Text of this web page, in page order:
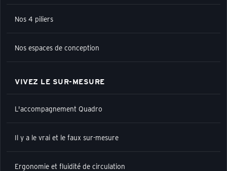
Nos 4 piliers
Nos espaces de conception
VIVEZ LE SUR-MESURE
L'accompagnement Quadro
Il y a le vrai et le faux sur-mesure
Ergonomie et fluidité de circulation